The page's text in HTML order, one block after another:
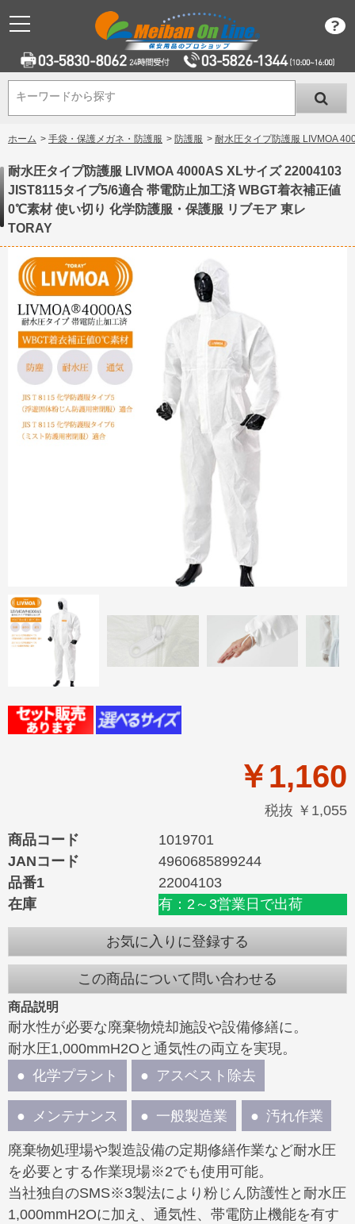
キーワードから探す
キーワードから探す
ホーム > 手袋・保護メガネ・防護服 > 防護服 > 耐水圧タイプ防護服 LIVMOA
耐水圧タイプ防護服 LIVMOA 4000AS XLサイズ 22004103
JIST8115タイプ5/6適合 帯電防止加工済 WBGT着衣補正値
0℃素材 使い切り 化学防護服・保護服 リブモア 東レ
TORAY
￥1,160
税抜 ￥1,055
商品コード
1019701
JANコード
4960685899244
品番1
22004103
在庫
有：2～3営業日で出荷
お気に入りに登録する
この商品について問い合わせる
商品説明
耐水性が必要な廃棄物焼却施設や設備修繕に。
耐水圧1,000mmH2Oと通気性の両立を実現。
化学プラント
アスベスト除去
メンテナンス 一般製造業 汚れ作業
廃棄物処理場や製造設備の定期修繕作業など耐水圧
を必要とする作業現場※2でも使用可能。
当社独自のSMS※3製法により粉じん防護性と耐水圧
1,000mmH2Oに加え、通気性、帯電防止機能を有す